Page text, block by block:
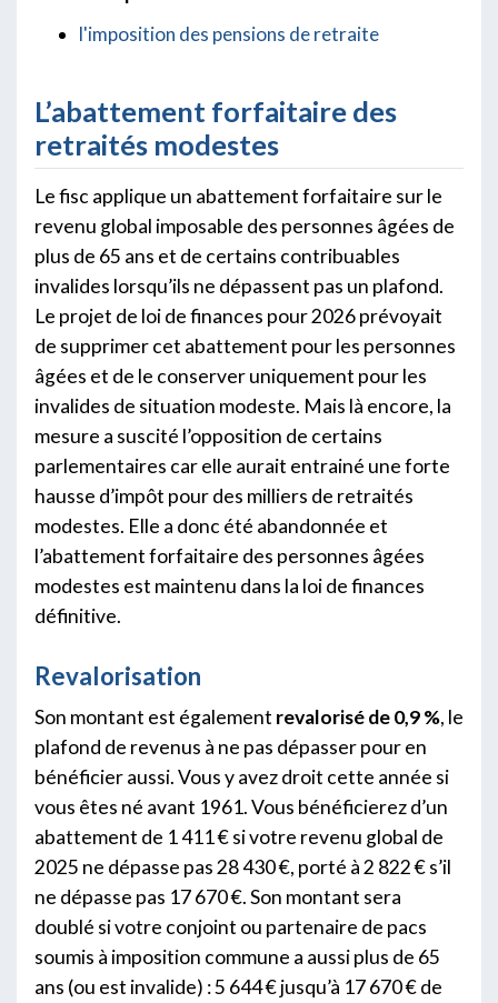
l'imposition des pensions de retraite
L’abattement forfaitaire des
retraités modestes
Le fisc applique un abattement forfaitaire sur le
revenu global imposable des personnes âgées de
plus de 65 ans et de certains contribuables
invalides lorsqu’ils ne dépassent pas un plafond.
Le projet de loi de finances pour 2026 prévoyait
de supprimer cet abattement pour les personnes
âgées et de le conserver uniquement pour les
invalides de situation modeste. Mais là encore, la
mesure a suscité l’opposition de certains
parlementaires car elle aurait entrainé une forte
hausse d’impôt pour des milliers de retraités
modestes. Elle a donc été abandonnée et
l’abattement forfaitaire des personnes âgées
modestes est maintenu dans la loi de finances
définitive.
Revalorisation
Son montant est également revalorisé de 0,9 %, le
plafond de revenus à ne pas dépasser pour en
bénéficier aussi. Vous y avez droit cette année si
vous êtes né avant 1961. Vous bénéficierez d’un
abattement de 1 411 € si votre revenu global de
2025 ne dépasse pas 28 430 €, porté à 2 822 € s’il
ne dépasse pas 17 670 €. Son montant sera
doublé si votre conjoint ou partenaire de pacs
soumis à imposition commune a aussi plus de 65
ans (ou est invalide) : 5 644 € jusqu’à 17 670 € de